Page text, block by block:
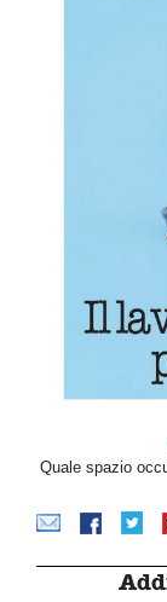
Quale spazio